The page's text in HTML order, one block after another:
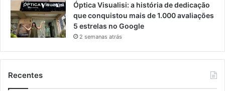
Óptica Visualisi: a história de dedicação
que conquistou mais de 1.000 avaliações
5 estrelas no Google
2 semanas atrás
Recentes